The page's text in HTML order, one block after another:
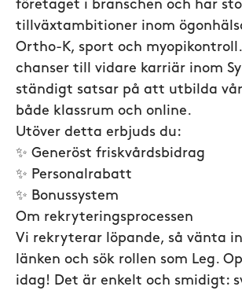
företaget i branschen och har
tillväxtambitioner inom
Ortho-K, sport och
chanser till vidare karriär inom
ständigt satsar på att utbilda
både klassrum och online.
Utöver detta erbjuds du:
✨ Generöst friskvårdsbidrag
✨ Personalrabatt
✨ Bonussystem
Om rekryteringsprocessen
Vi rekryterar löpande, så vänta
länken och sök rollen som Leg.
idag! Det är enkelt och smidigt: